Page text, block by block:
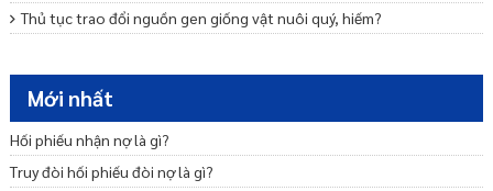
Thủ tục trao đổi nguồn gen giống vật nuôi quý, hiếm?
Thủ tục điều chỉnh giấy phép khai thác khoáng sản
Di Sản Thiên Nhiên Là Gì?
Hệ thống quy chuẩn kỹ thuật môi trường là gì?
Mới nhất
Hối phiếu nhận nợ là gì?
Truy đòi hối phiếu đòi nợ là gì?